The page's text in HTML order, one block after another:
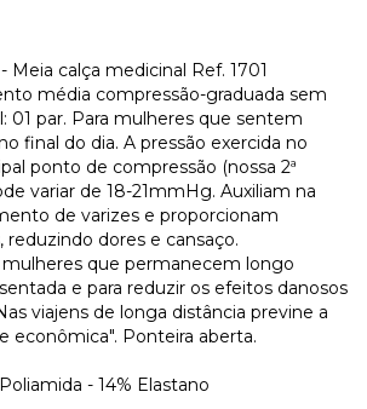
Meia calça medicinal Ref. 1701
média compressão-graduada sem
01 par. Para mulheres que sentem
final do dia. A pressão exercida no
ponto de compressão (nossa 2ª
variar de 18-21mmHg. Auxiliam na
de varizes e proporcionam
reduzindo dores e cansaço.
mulheres que permanecem longo
e para reduzir os efeitos danosos
viajens de longa distância previne a
econômica". Ponteira aberta.
- 14% Elastano